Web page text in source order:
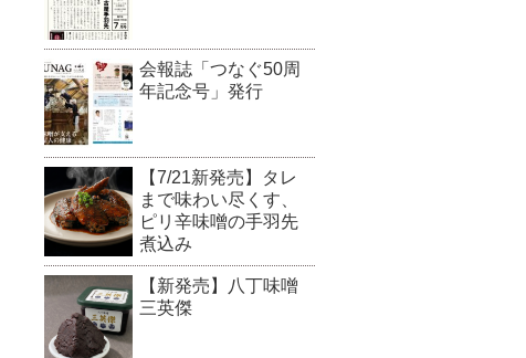
会報誌「つなぐ50周
年記念号」発行
【7/21新発売】タレ
まで味わい尽くす、
ピリ辛味噌の手羽先
煮込み
【新発売】八丁味噌
三英傑